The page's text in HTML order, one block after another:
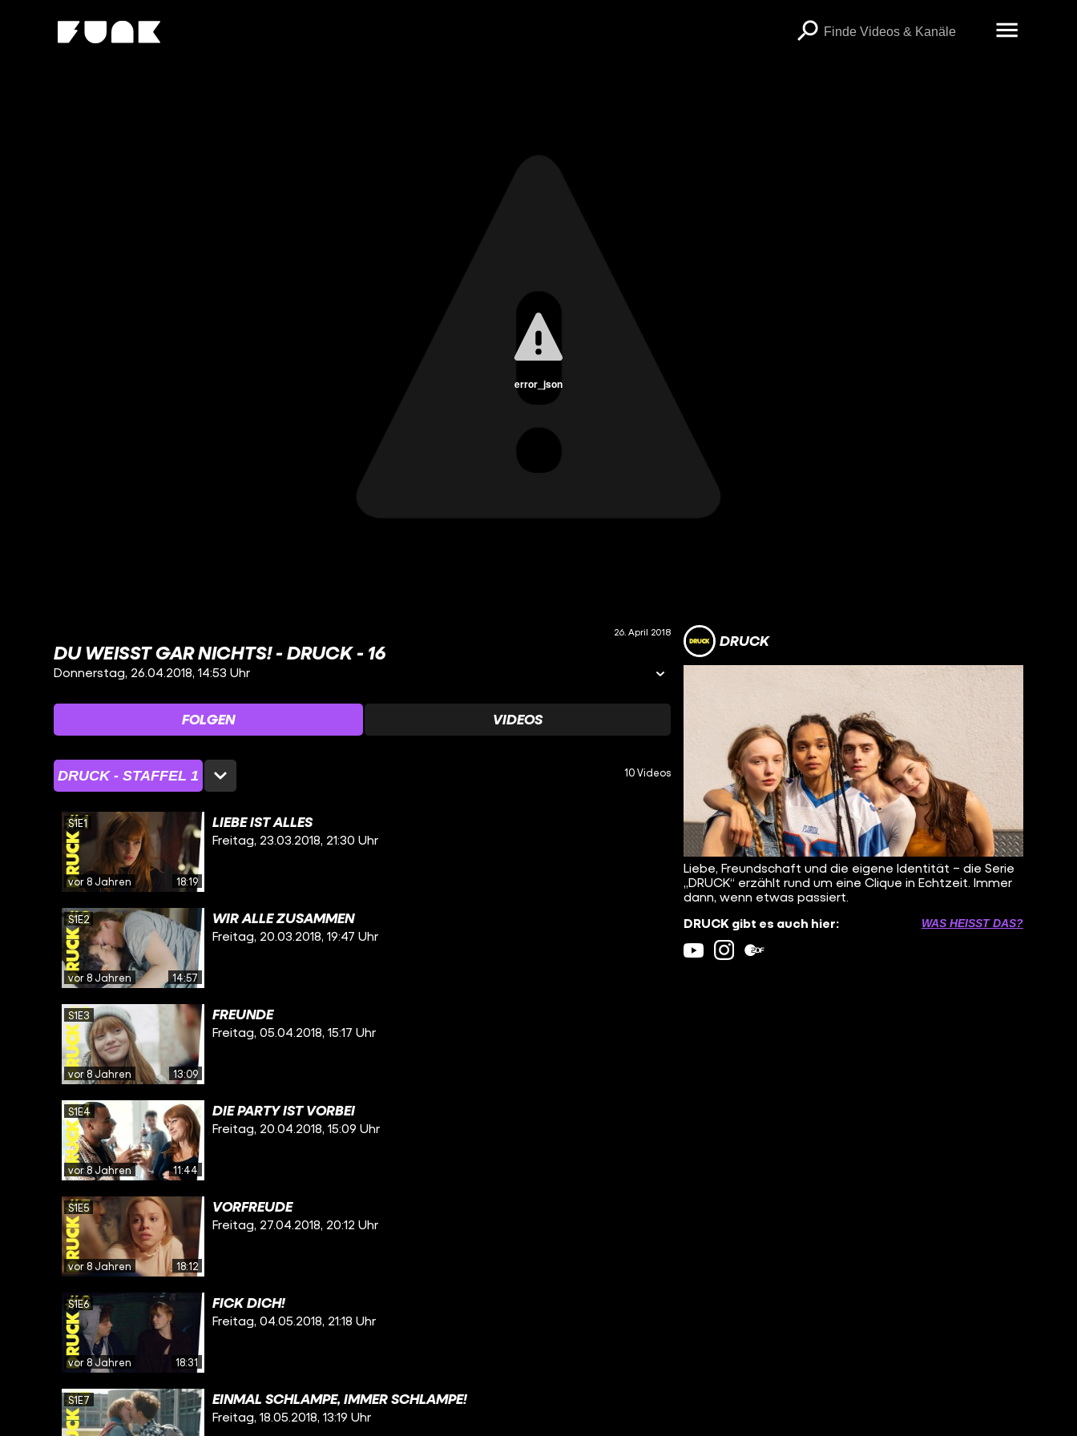
error_json
DRUCK
Liebe, Freundschaft und die eigene Identität – die Serie
„DRUCK“ erzählt rund um eine Clique in Echtzeit. Immer
dann, wenn etwas passiert.
DRUCK gibt es auch hier:
WAS HEISST DAS?
26. April 2018
DU WEISST GAR NICHTS! - DRUCK - 16
Donnerstag, 26.04.2018, 14:53 Uhr
FOLGEN VIDEOS
DRUCK - STAFFEL 1 10 Videos
vor 8 Jahren 18:19
S1E1 LIEBE IST ALLES
Freitag, 23.03.2018, 21:30 Uhr
vor 8 Jahren 14:57
S1E2 WIR ALLE ZUSAMMEN
Freitag, 20.03.2018, 19:47 Uhr
vor 8 Jahren 13:09
S1E3 FREUNDE
Freitag, 05.04.2018, 15:17 Uhr
vor 8 Jahren 11:44
S1E4 DIE PARTY IST VORBEI
Freitag, 20.04.2018, 15:09 Uhr
vor 8 Jahren 18:12
S1E5 VORFREUDE
Freitag, 27.04.2018, 20:12 Uhr
vor 8 Jahren 18:31
S1E6 FICK DICH!
Freitag, 04.05.2018, 21:18 Uhr
S1E7 EINMAL SCHLAMPE, IMMER SCHLAMPE!
Freitag, 18.05.2018, 13:19 Uhr